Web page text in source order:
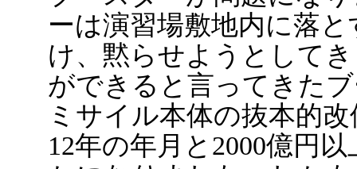
ーは演習場敷地内に落
け、黙らせようとして
ができると言ってきた
ミサイル本体の抜本的
12年の年月と2000億円